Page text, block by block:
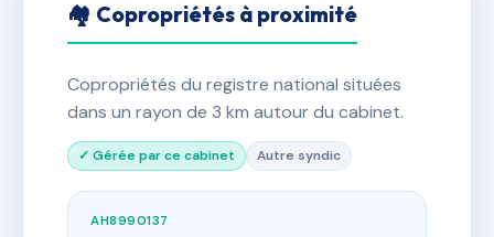
🏘 Copropriétés à proximité
Copropriétés du registre national situées
dans un rayon de 3 km autour du cabinet.
✓ Gérée par ce cabinet Autre syndic
AH8990137